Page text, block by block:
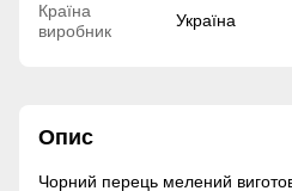
Країна
виробник
Україна
Опис
Чорний перець мелений